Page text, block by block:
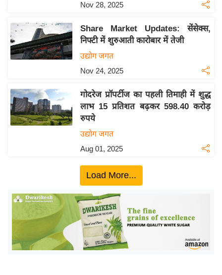
ल
श
ख्सि
यं
ग
इं
ज
ग
ऑ
Nov 28, 2025
Share Market Updates: सेंसेक्स,
निफ्टी में शुरुआती कारोबार में तेजी
उद्योग जगत
Nov 24, 2025
गोदरेज प्रॉपर्टीज का पहली तिमाही में शुद्ध
लाभ 15 प्रतिशत बढ़कर 598.40 करोड़
रुपये
उद्योग जगत
Aug 01, 2025
Load More...